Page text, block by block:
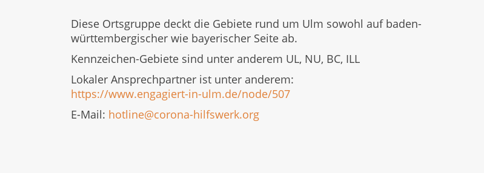
Diese Ortsgruppe deckt die Gebiete rund um Ulm sowohl auf baden-
württembergischer wie bayerischer Seite ab.
Kennzeichen-Gebiete sind unter anderem UL, NU, BC, ILL
Lokaler Ansprechpartner ist unter anderem:
https://www.engagiert-in-ulm.de/node/507
E-Mail: hotline@corona-hilfswerk.org